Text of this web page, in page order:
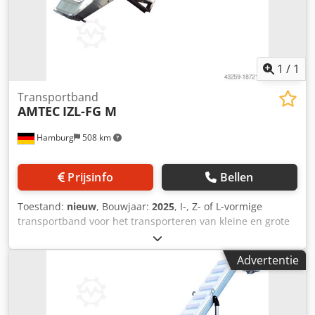
Alle machines zijn leverbaar met volledige garantie.
Cedpfx Aov Nmlmsptjrf
1 / 1
Hamburg 508 km
Transportband
AMTEC IZL-FG M
Prijsinfo Bellen
Toestand: nieuw, Bouwjaar: 2025, I-, Z- of L-vormige
transportband voor het transporteren van kleine en grote
volumes, natte/vochtige, bevroren producten naar de
weegunit. Open ontwerp, gegolfde randen,
waterbestendig, onderdelen die in contact komen met het
product zijn gemaakt van polyurethaan en gecertificeerd
volgens FDA 21 CFR 177.2600. - Specificaties: Afmetingen
van de transportbandcompartimenten: L (aanpasbaar aan
Advertentie